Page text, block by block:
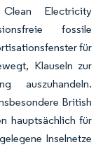
Electricity
fossile
für
Klauseln zur
auszuhandeln.
British
hauptsächlich für
Inselnetze